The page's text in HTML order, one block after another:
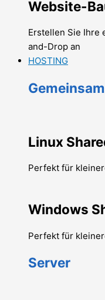
Website-
Erstellen Sie Ihre
and-Drop an
HOSTING
Linux
Perfekt für
Windows
Perfekt für
Server